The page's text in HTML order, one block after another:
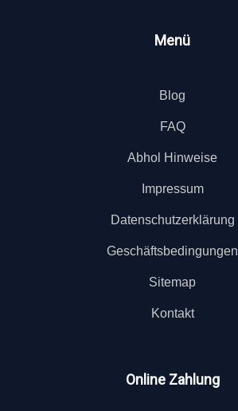
Menü
Blog
FAQ
Abhol Hinweise
Impressum
Datenschutzerklärung
Geschäftsbedingungen
Sitemap
Kontakt
Online Zahlung